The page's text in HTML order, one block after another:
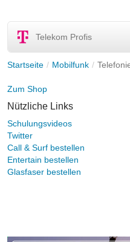
Telekom Profis
Startseite Mobilfunk
Zum Shop
Nützliche Links
Schulungsvideos
Twitter
Call & Surf bestellen
Entertain bestellen
Glasfaser bestellen